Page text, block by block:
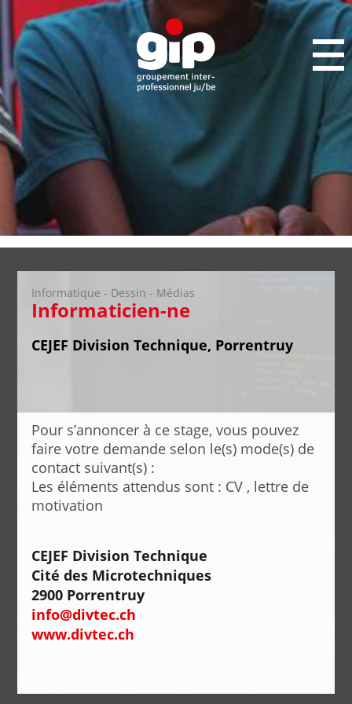
Informatique - Dessin - Médias
Informaticien-ne
CEJEF Division Technique, Porrentruy
Pour s’annoncer à ce stage, vous pouvez
faire votre demande selon le(s) mode(s) de
contact suivant(s) :
Les éléments attendus sont : CV , lettre de
motivation
CEJEF Division Technique
Cité des Microtechniques
2900 Porrentruy
info@divtec.ch
www.divtec.ch